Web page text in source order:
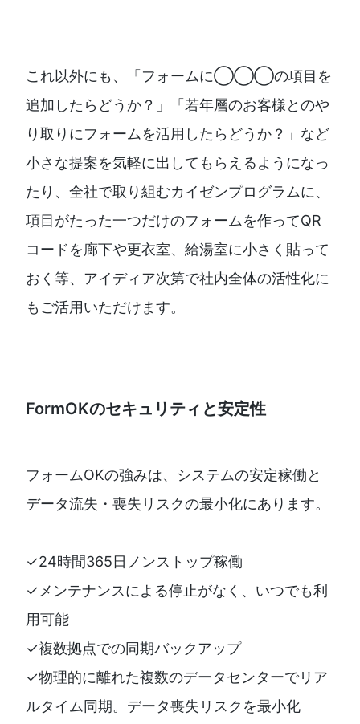
これ以外にも、「フォームに◯◯◯の項目を
追加したらどうか？」「若年層のお客様とのや
り取りにフォームを活用したらどうか？」など
小さな提案を気軽に出してもらえるようになっ
たり、全社で取り組むカイゼンプログラムに、
項目がたった一つだけのフォームを作ってQR
コードを廊下や更衣室、給湯室に小さく貼って
おく等、アイディア次第で社内全体の活性化に
もご活用いただけます。
FormOKのセキュリティと安定性
フォームOKの強みは、システムの安定稼働と
データ流失・喪失リスクの最小化にあります。
✓24時間365日ノンストップ稼働
✓メンテナンスによる停止がなく、いつでも利
用可能
✓複数拠点での同期バックアップ
✓物理的に離れた複数のデータセンターでリア
ルタイム同期。データ喪失リスクを最小化